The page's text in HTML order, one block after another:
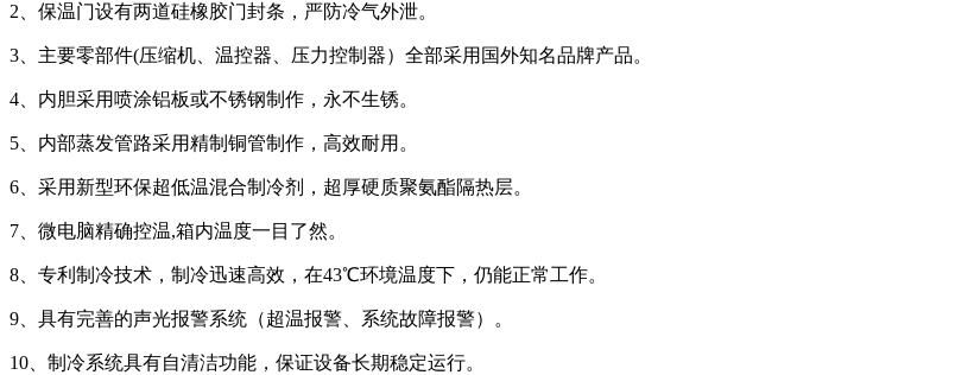
2、保温门设有两道硅橡胶门封条，严防冷气外泄。
3、主要零部件(压缩机、温控器、压力控制器）全部采用国外知名品牌产品。
4、内胆采用喷涂铝板或不锈钢制作，永不生锈。
5、内部蒸发管路采用精制铜管制作，高效耐用。
6、采用新型环保超低温混合制冷剂，超厚硬质聚氨酯隔热层。
7、微电脑精确控温,箱内温度一目了然。
8、专利制冷技术，制冷迅速高效，在43℃环境温度下，仍能正常工作。
9、具有完善的声光报警系统（超温报警、系统故障报警）。
10、制冷系统具有自清洁功能，保证设备长期稳定运行。